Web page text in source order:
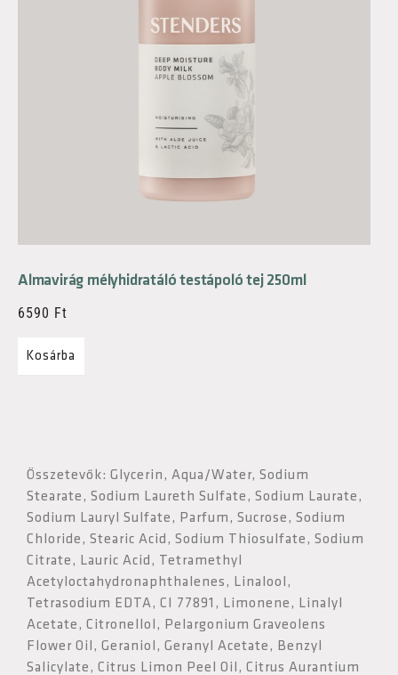
Almavirág mélyhidratáló testápoló tej 250ml
6590 Ft
Kosárba
Összetevők: Glycerin, Aqua/Water, Sodium
Stearate, Sodium Laureth Sulfate, Sodium Laurate,
Sodium Lauryl Sulfate, Parfum, Sucrose, Sodium
Chloride, Stearic Acid, Sodium Thiosulfate, Sodium
Citrate, Lauric Acid, Tetramethyl
Acetyloctahydronaphthalenes, Linalool,
Tetrasodium EDTA, CI 77891, Limonene, Linalyl
Acetate, Citronellol, Pelargonium Graveolens
Flower Oil, Geraniol, Geranyl Acetate, Benzyl
Salicylate, Citrus Limon Peel Oil, Citrus Aurantium